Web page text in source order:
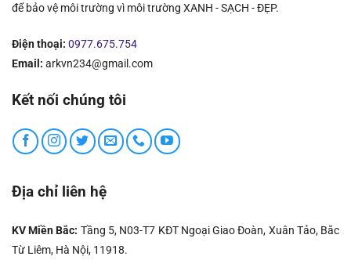
để bảo vệ môi trường vì môi trường XANH - SẠCH - ĐẸP.
Điện thoại: 0977.675.754
Email: arkvn234@gmail.com
Kết nối chúng tôi
Địa chỉ liên hệ
KV Miền Bắc: Tầng 5, N03-T7 KĐT Ngoại Giao Đoàn, Xuân Tảo, Bắc
Từ Liêm, Hà Nội, 11918.